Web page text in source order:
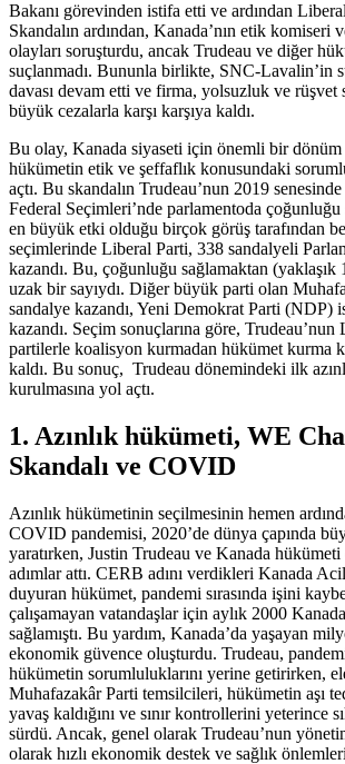
Bakanı görevinden istifa etti ve ardından
Skandalın ardından, Kanada’nın etik komiseri
olayları soruşturdu, ancak Trudeau ve diğer
suçlanmadı. Bununla birlikte, SNC-Lavalin’in
davası devam etti ve firma, yolsuzluk ve rüşvet
büyük cezalarla karşı karşıya kaldı.
Bu olay, Kanada siyaseti için önemli bir dönüm
hükümetin etik ve şeffaflık konusundaki
açtı. Bu skandalın Trudeau’nun 2019
Federal Seçimleri’nde parlamentoda çoğunluğu
en büyük etki olduğu birçok görüş tarafından
seçimlerinde Liberal Parti, 338 sandalyeli
kazandı. Bu, çoğunluğu sağlamaktan (yaklaşık
uzak bir sayıydı. Diğer büyük parti olan
sandalye kazandı, Yeni Demokrat Parti (NDP)
kazandı. Seçim sonuçlarına göre,
partilerle koalisyon kurmadan hükümet kurma
kaldı. Bu sonuç, Trudeau dönemindeki ilk
kurulmasına yol açtı.
1. Azınlık hükümeti, WE
Skandalı ve COVID
Azınlık hükümetinin seçilmesinin hemen
COVID pandemisi, 2020’de dünya çapında
yaratırken, Justin Trudeau ve Kanada
adımlar attı. CERB adını verdikleri Kanada
duyuran hükümet, pandemi sırasında işini
çalışamayan vatandaşlar için aylık 2000
sağlamıştı. Bu yardım, Kanada’da yaşayan
ekonomik güvence oluşturdu. Trudeau,
hükümetin sorumluluklarını yerine getirirken,
Muhafazakâr Parti temsilcileri, hükümetin aşı
yavaş kaldığını ve sınır kontrollerini yeterince
sürdü. Ancak, genel olarak Trudeau’nun
olarak hızlı ekonomik destek ve sağlık